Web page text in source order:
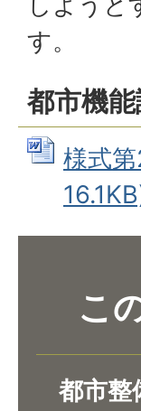
す。
都市機
様式
こ
都市整